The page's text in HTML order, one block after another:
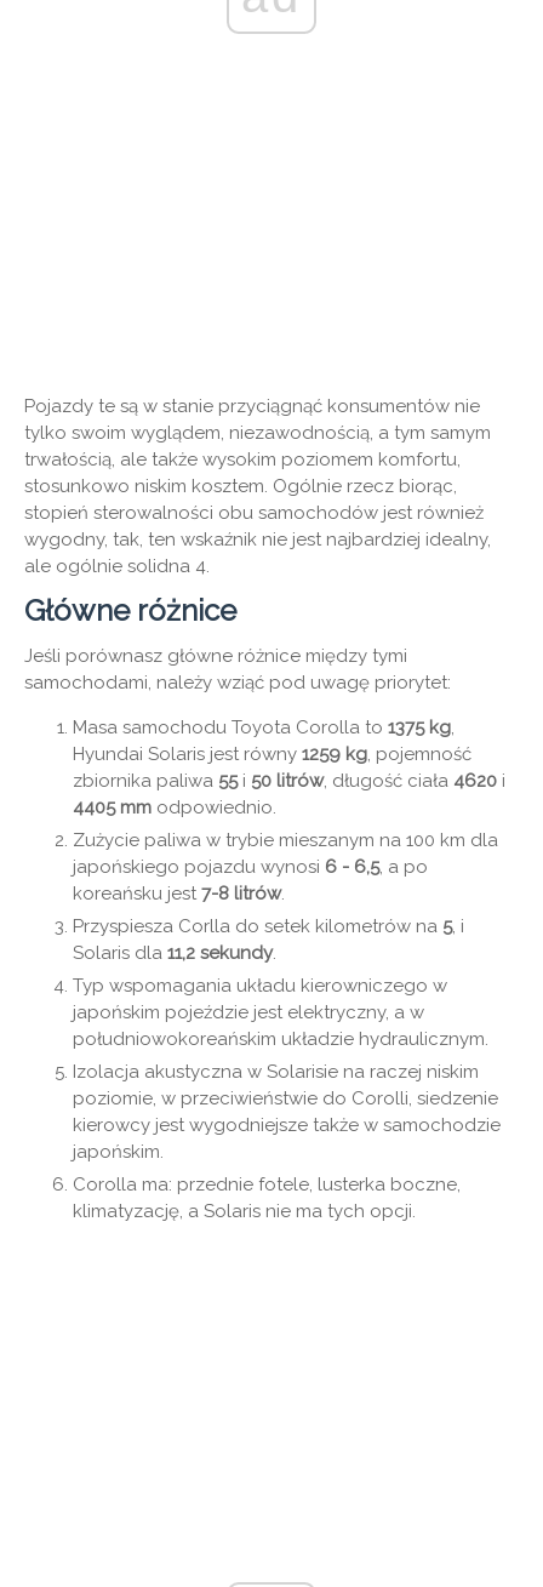
Pojazdy te są w stanie przyciągnąć konsumentów nie
tylko swoim wyglądem, niezawodnością, a tym samym
trwałością, ale także wysokim poziomem komfortu,
stosunkowo niskim kosztem. Ogólnie rzecz biorąc,
stopień sterowalności obu samochodów jest również
wygodny, tak, ten wskaźnik nie jest najbardziej idealny,
ale ogólnie solidna 4.
Główne różnice
Jeśli porównasz główne różnice między tymi
samochodami, należy wziąć pod uwagę priorytet:
Masa samochodu Toyota Corolla to 1375 kg
Hyundai Solaris jest równy 1259 kg , pojemność
zbiornika paliwa 55i 50 litrów, długość ciała 4620 i
4405 mm odpowiednio.
Zużycie paliwa w trybie mieszanym na 100 km dla
japońskiego pojazdu wynosi 6 - 6,5, a po
koreańsku jest 7-8 litrów.
Przyspiesza Corlla do setek kilometrów na 5, i
Solaris dla 11,2 sekundy.
Typ wspomagania układu kierowniczego w
japońskim pojeździe jest elektryczny, a w
południowokoreańskim układzie hydraulicznym.
Izolacja akustyczna w Solarisie na raczej niskim
poziomie, w przeciwieństwie do Corolli, siedzenie
kierowcy jest wygodniejsze także w samochodzie
japońskim.
Corolla ma: przednie fotele, lusterka boczne,
klimatyzację, a Solaris nie ma tych opcji.